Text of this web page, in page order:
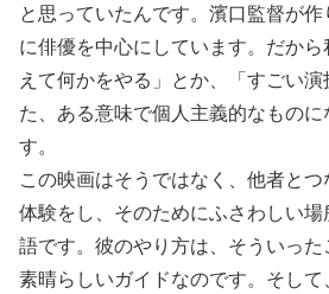
と思っていたんです。濱口監督が
に俳優を中心にしています。だか
えて何かをやる」とか、「すごい
た、ある意味で個人主義的なもの
す。
この映画はそうではなく、他者と
体験をし、そのためにふさわしい
語です。彼のやり方は、そういっ
素晴らしいガイドなのです。そし